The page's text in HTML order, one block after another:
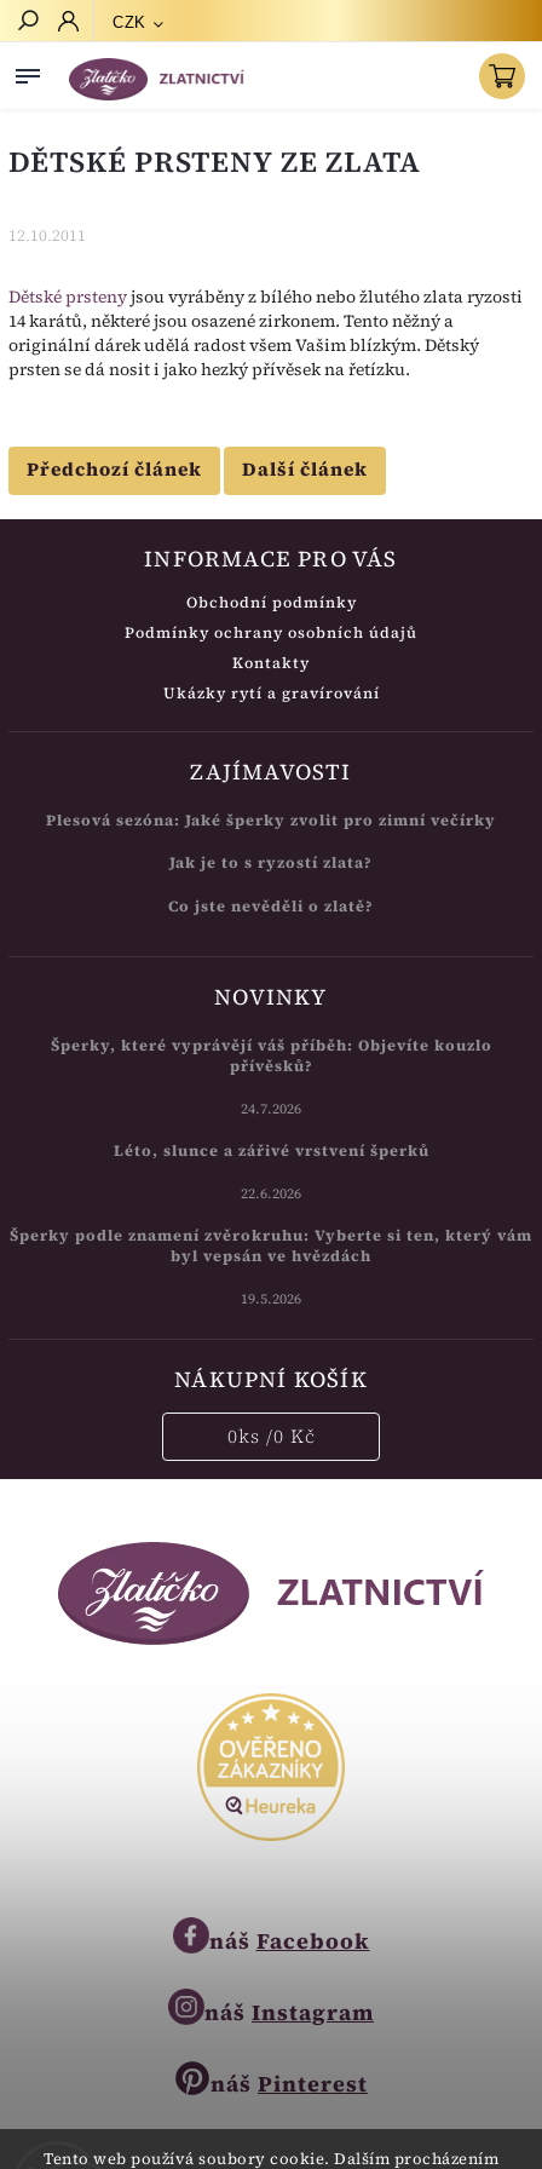
Tento web používá soubory cookie. Dalším procházením
CZK
DĚTSKÉ PRSTENY ZE ZLATA
12.10.2011
Dětské prstenyjsou vyráběny z bílého nebo žlutého zlata ryzosti
14 karátů, některé jsou osazené zirkonem. Tento něžný a
originální dárek udělá radost všem Vašim blízkým. Dětský
prsten se dá nosit i jako hezký přívěsek na řetízku.
Předchozí článek Další článek
INFORMACE PRO VÁS
Obchodní podmínky
Podmínky ochrany osobních údajů
Kontakty
Ukázky rytí a gravírování
ZAJÍMAVOSTI
Plesová sezóna: Jaké šperky zvolit pro zimní večírky
Jak je to s ryzostí zlata?
Co jste nevěděli o zlatě?
NOVINKY
Šperky, které vyprávějí váš příběh: Objevíte kouzlo
přívěsků?
24.7.2026
Léto, slunce a zářivé vrstvení šperků
22.6.2026
Šperky podle znamení zvěrokruhu: Vyberte si ten, který vám
byl vepsán ve hvězdách
19.5.2026
NÁKUPNÍ KOŠÍK
0ks /0 Kč
náš Facebook
náš Instagram
náš Pinterest